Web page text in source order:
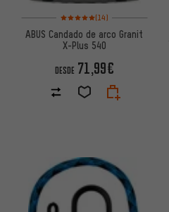
Valoración media: 5 de 5
(14)
ABUS Candado de arco Granit
X-Plus 540
DESDE 71,99€